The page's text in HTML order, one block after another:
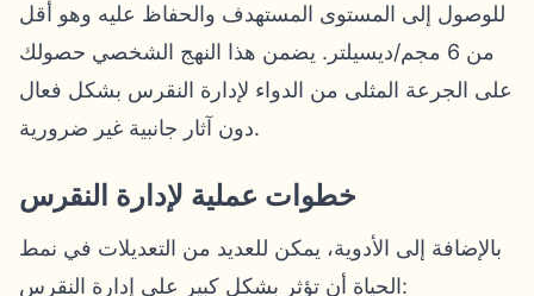
للوصول إلى المستوى المستهدف والحفاظ عليه وهو أقل
من 6 مجم/ديسيلتر. يضمن هذا النهج الشخصي حصولك
على الجرعة المثلى من الدواء لإدارة النقرس بشكل فعال
دون آثار جانبية غير ضرورية.
خطوات عملية لإدارة النقرس
بالإضافة إلى الأدوية، يمكن للعديد من التعديلات في نمط
الحياة أن تؤثر بشكل كبير على إدارة النقرس: